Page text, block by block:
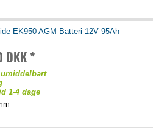
EK950 AGM Batteri 12V 95Ah
DKK *
1-4 dage